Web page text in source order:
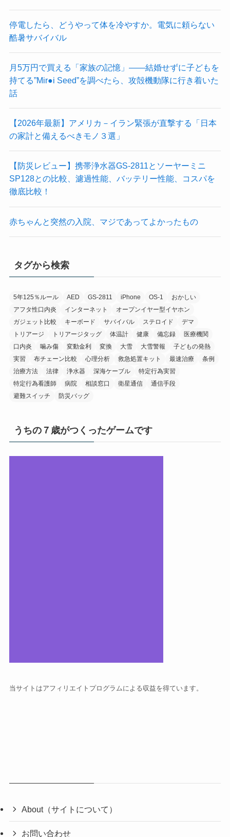
停電したら、どうやって体を冷やすか。電気に頼らない
酷暑サバイバル
月5万円で買える「家族の記憶」——結婚せずに子どもを
持てる”Mir●i Seed”を調べたら、攻殻機動隊に行き着いた
話
【2026年最新】アメリカ－イラン緊張が直撃する「日本
の家計と備えるべきモノ３選」
【防災レビュー】携帯浄水器GS-2811とソーヤーミニ
SP128との比較、濾過性能、バッテリー性能、コスパを
徹底比較！
赤ちゃんと突然の入院、マジであってよかったもの
タグから検索
5年125％ルール AED GS-2811 iPhone OS-1
おかしい
アフタ性口内炎
インターネット
オープンイヤー型イヤホン
ガジェット比較
キーボード サバイバル ステロイド
デマ
トリアージ
トリアージタッグ 体温計 健康 備忘録
医療機関
口内炎
噛み傷 変動金利 変換 大雪 大雪警報
子どもの発熱
実習
布チェーン比較 心理分析 救急処置キット 最速治療
条例
治療方法
法律 浄水器 深海ケーブル
特定行為実習
特定行為看護師
病院 相談窓口 衛星通信
通信手段
避難スイッチ
防災バッグ
うちの７歳がつくったゲームです
当サイトはアフィリエイトプログラムによる収益を得ています。
About（サイトについて）
お問い合わせ